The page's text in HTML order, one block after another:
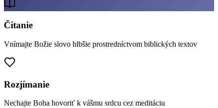
Čítanie
Vnímajte Božie slovo hlbšie prostredníctvom biblických textov
Rozjímanie
Nechajte Boha hovoriť k vášmu srdcu cez meditáciu